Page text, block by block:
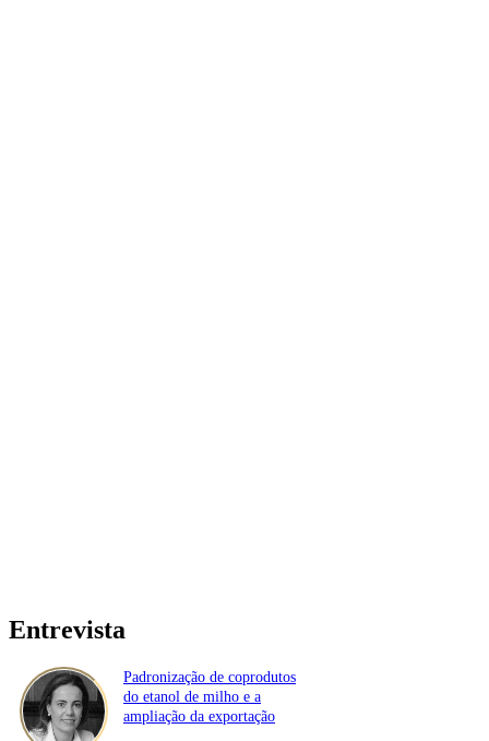
Entrevista
Padronização de coprodutos
do etanol de milho e a
ampliação da exportação